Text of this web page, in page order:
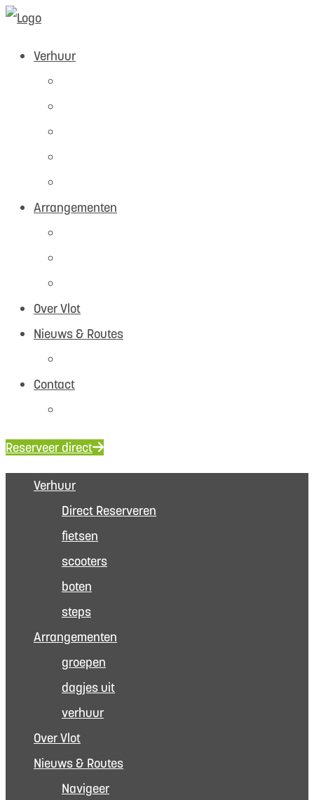
Verhuur
Arrangementen
Over Vlot
Nieuws & Routes
Contact
Reserveer direct
Verhuur
Direct Reserveren
fietsen
scooters
boten
steps
Arrangementen
groepen
dagjes uit
verhuur
Over Vlot
Nieuws & Routes
Navigeer